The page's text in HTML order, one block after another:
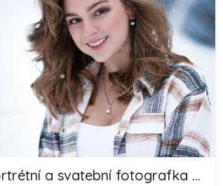
Portrétní a svatební fotografka Zdeňka Bártová